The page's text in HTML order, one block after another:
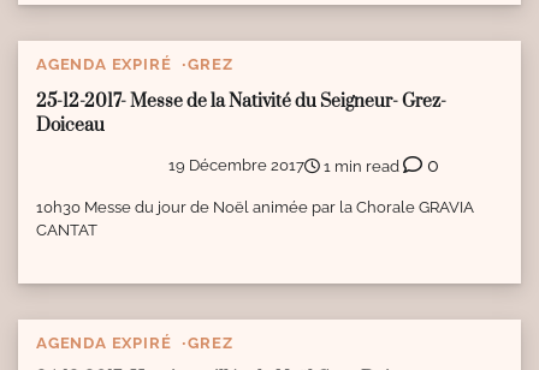
AGENDA EXPIRÉ GREZ
25-12-2017- Messe de la Nativité du Seigneur- Grez-
Doiceau
19 Décembre 2017 1 min read 0
10h30 Messe du jour de Noël animée par la Chorale GRAVIA
CANTAT
AGENDA EXPIRÉ GREZ